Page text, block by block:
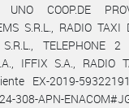
COOP.DE
S.R.L., RADIO
TELEPHONE
IFFIX S.A., RADIO
EX-2019-
308-APN-